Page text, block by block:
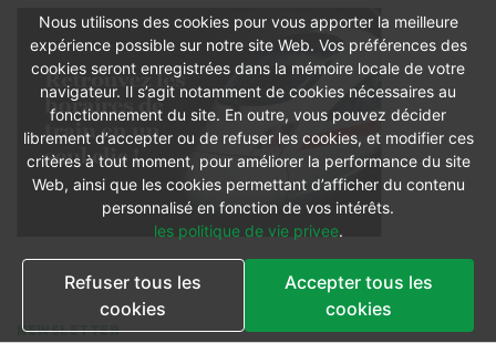
NEWSLETTER
Nous utilisons des cookies pour vous apporter la meilleure
expérience possible sur notre site Web. Vos préférences des
cookies seront enregistrées dans la mémoire locale de votre
navigateur. Il s’agit notamment de cookies nécessaires au
fonctionnement du site. En outre, vous pouvez décider
librement d’accepter ou de refuser les cookies, et modifier ces
critères à tout moment, pour améliorer la performance du site
Web, ainsi que les cookies permettant d’afficher du contenu
personnalisé en fonction de vos intérêts.
les politique de vie privee.
Refuser tous les
cookies
Accepter tous les
cookies